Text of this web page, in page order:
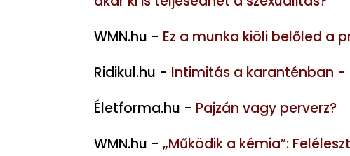
WMN.hu - Ez a munka kiöli belőled a
Ridikul.hu - Intimitás a karanténban -
Életforma.hu - Pajzán vagy perverz?
WMN.hu - „Működik a kémia”: